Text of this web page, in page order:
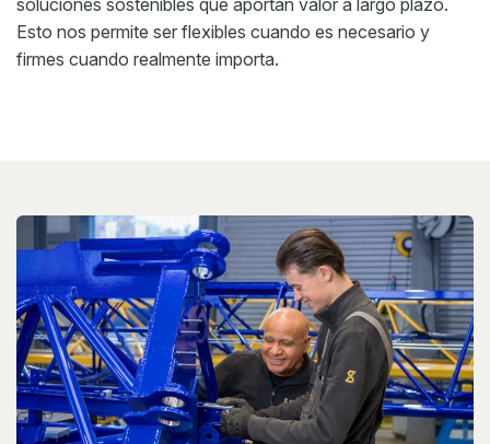
soluciones sostenibles que aportan valor a largo plazo.
Esto nos permite ser flexibles cuando es necesario y
firmes cuando realmente importa.